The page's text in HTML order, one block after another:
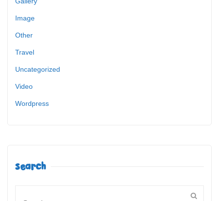
Image
Other
Travel
Uncategorized
Video
Wordpress
Search